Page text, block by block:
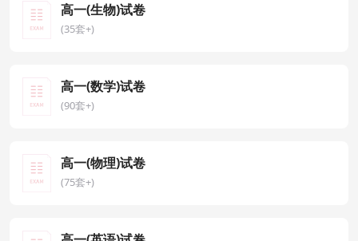
高一(生物)试卷
(35套+)
高一(数学)试卷
(90套+)
高一(物理)试卷
(75套+)